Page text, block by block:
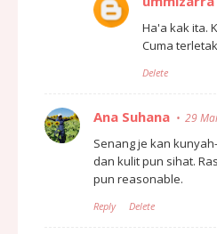
Ha'a kak ita.
Cuma
Delete
Ana Suhana 29
Senang je kan
dan kulit pun sihat.
pun reasonable.
Reply Delete